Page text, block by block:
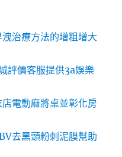
治療方法的增粗增大
評價客服提供3a娛樂
電動麻將桌並彰化房
去黑頭粉刺泥膜幫助